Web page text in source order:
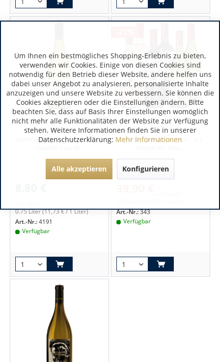
Loire | Frankreich
Famille Bougrier Chenin Blanc
0.75 Liter(11,73 € / 1 Liter)
Art.-Nr.:4191
Verfügbar
Valle Central | Chile
"Chilenische Weinampel" 3x2
50,70 €
Art.-Nr.:343
Verfügbar
Um Ihnen ein bestmögliches Shopping-Erlebnis zu bieten,
verwenden wir Cookies. Einige von diesen Cookies sind
notwendig für den Betrieb dieser Website, andere helfen uns
dabei unser Angebot zu analysieren, personalisierte Inhalte
anzuzeigen und unsere Website zu verbessern. Sie können die
Cookies akzeptieren oder die Einstellungen ändern. Bitte
beachten Sie, dass auf Basis Ihrer Einstellungen womöglich
nicht mehr alle Funktionalitäten der Website zur Verfügung
stehen. Weitere Informationen finden Sie in unserer
Datenschutzerklärung: Mehr Informationen
Alle akzeptieren Konfigurieren